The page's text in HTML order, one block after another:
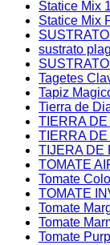
Statice Mix
Statice Mix
sustrato
Tagetes
Tapiz
Tierra de
TIERRA
TIERRA
TIJERA DE
TOMATE
Tomate
TOMATE
Tomate
Tomate
Tomate